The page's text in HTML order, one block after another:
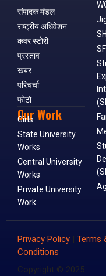
संपादक मंडल
राष्ट्रीय अधिवेशन
कवर स्टोरी
प्रस्ताव
खबर
परिचर्चा
फोटो
Our Work
Girls
State University
Works
Central University
Works
Private University
Work
Privacy Policy | Terms
Conditions
Copyright © 2025